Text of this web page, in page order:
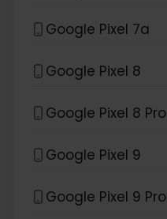
Google Pixel 7a
Google Pixel 8
Google Pixel 8 Pro
Google Pixel 9
Google Pixel 9 Pro